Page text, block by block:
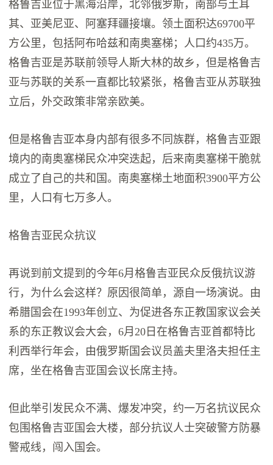
格鲁吉亚位于黑海沿岸，北邻俄罗斯，南部与土耳
其、亚美尼亚、阿塞拜疆接壤。领土面积达69700平
方公里，包括阿布哈兹和南奥塞梯；人口约435万。
格鲁吉亚是苏联前领导人斯大林的故乡，但是格鲁吉
亚与苏联的关系一直都比较紧张，格鲁吉亚从苏联独
立后，外交政策非常亲欧美。
但是格鲁吉亚本身内部有很多不同族群，格鲁吉亚跟
境内的南奥塞梯民众冲突迭起，后来南奥塞梯干脆就
成立了自己的共和国。南奥塞梯土地面积3900平方公
里，人口有七万多人。
格鲁吉亚民众抗议
再说到前文提到的今年6月格鲁吉亚民众反俄抗议游
行，为什么会这样？原因很简单，源自一场演说。由
希腊国会在1993年创立、为促进各东正教国家议会关
系的东正教议会大会，6月20日在格鲁吉亚首都特比
利西举行年会，由俄罗斯国会议员盖夫里洛夫担任主
席，坐在格鲁吉亚国会议长席主持。
但此举引发民众不满、爆发冲突，约一万名抗议民众
包围格鲁吉亚国会大楼，部分抗议人士突破警方防暴
警戒线，闯入国会。